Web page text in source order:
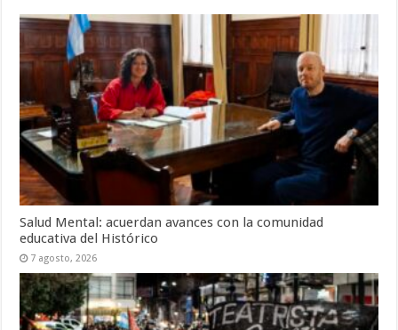
Salud Mental: acuerdan avances con la comunidad
educativa del Histórico
7 agosto, 2026